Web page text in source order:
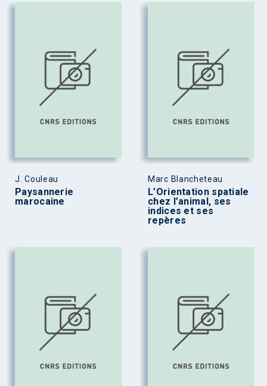
J. Couleau
Paysannerie
marocaine
Marc Blancheteau
L’Orientation spatiale
chez l’animal, ses
indices et ses
repères